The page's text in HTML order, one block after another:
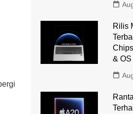
Rilis
& OS